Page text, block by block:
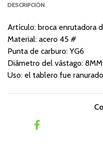
DESCRIPCIÓN
Artículo: broca enrutadora
Material: acero 45 #
Punta de carburo: YG6
Diámetro del vástago: 8MM
Uso: el tablero fue